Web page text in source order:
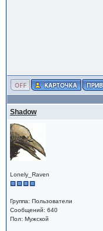
Shadow
Lonely_Raven
Группа: Пользователи
Сообщений: 640
Пол: Мужской